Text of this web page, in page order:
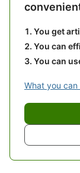
You get
You can
You can
What you